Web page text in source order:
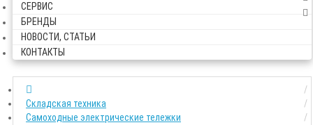
СЕРВИС
БРЕНДЫ
НОВОСТИ, СТАТЬИ
КОНТАКТЫ
Складская техника
Самоходные электрические тележки